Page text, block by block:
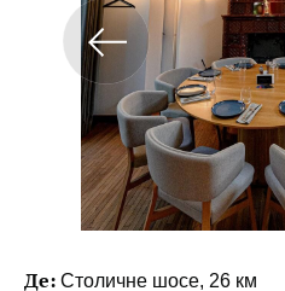
Де: Столичне шосе, 26 км